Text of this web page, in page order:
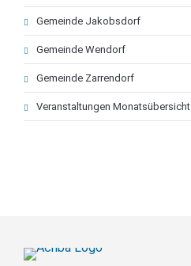
Gemeinde Jakobsdorf
Gemeinde Wendorf
Gemeinde Zarrendorf
Veranstaltungen Monatsübersicht